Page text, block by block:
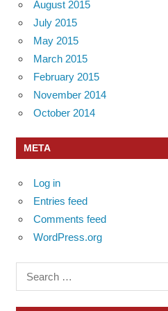
August 2015
July 2015
May 2015
March 2015
February 2015
November 2014
October 2014
META
Log in
Entries feed
Comments feed
WordPress.org
Search
for: